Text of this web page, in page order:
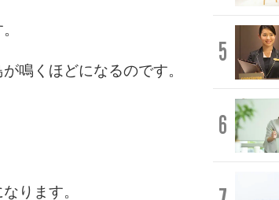
鳴くほどになるのです。
ります。
5
6